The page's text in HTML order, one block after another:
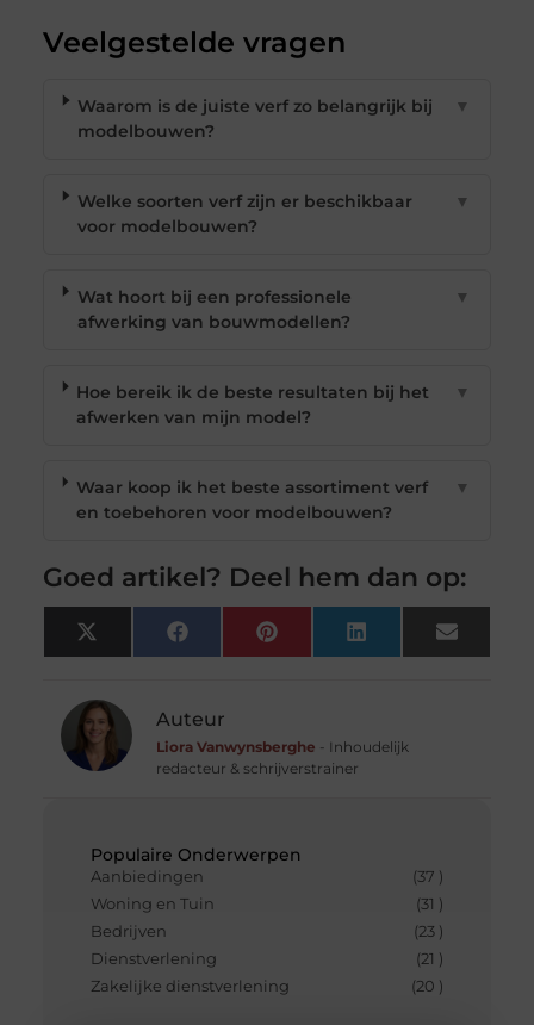
Populaire Onderwerpen
Aanbiedingen
(37 )
Woning en Tuin
(31 )
Bedrijven
(23 )
Dienstverlening
(21 )
Zakelijke dienstverlening
(20 )
Veelgestelde vragen
Waarom is de juiste verf zo belangrijk bij
modelbouwen?
▼
Welke soorten verf zijn er beschikbaar
voor modelbouwen?
▼
Wat hoort bij een professionele
afwerking van bouwmodellen?
▼
Hoe bereik ik de beste resultaten bij het
afwerken van mijn model?
▼
Waar koop ik het beste assortiment verf
en toebehoren voor modelbouwen?
▼
Goed artikel? Deel hem dan op:
X
(Twitter)
FacebookPinterest LinkedIn Email
Auteur
Liora Vanwynsberghe - Inhoudelijk
redacteur & schrijverstrainer